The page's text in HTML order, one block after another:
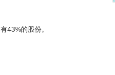
43%的股份。